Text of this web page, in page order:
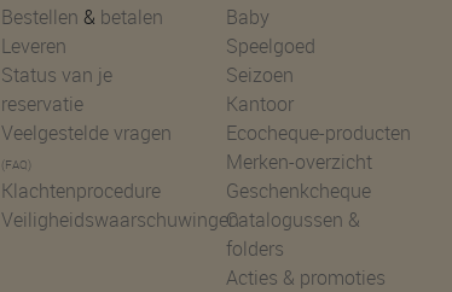
Bestellen & betalen
Leveren
Status van je
reservatie
Veelgestelde vragen
(FAQ)
Klachtenprocedure
Veiligheidswaarschuwingen
Baby
Speelgoed
Seizoen
Kantoor
Ecocheque-producten
Merken-overzicht
Geschenkcheque
Catalogussen &
folders
Acties & promoties